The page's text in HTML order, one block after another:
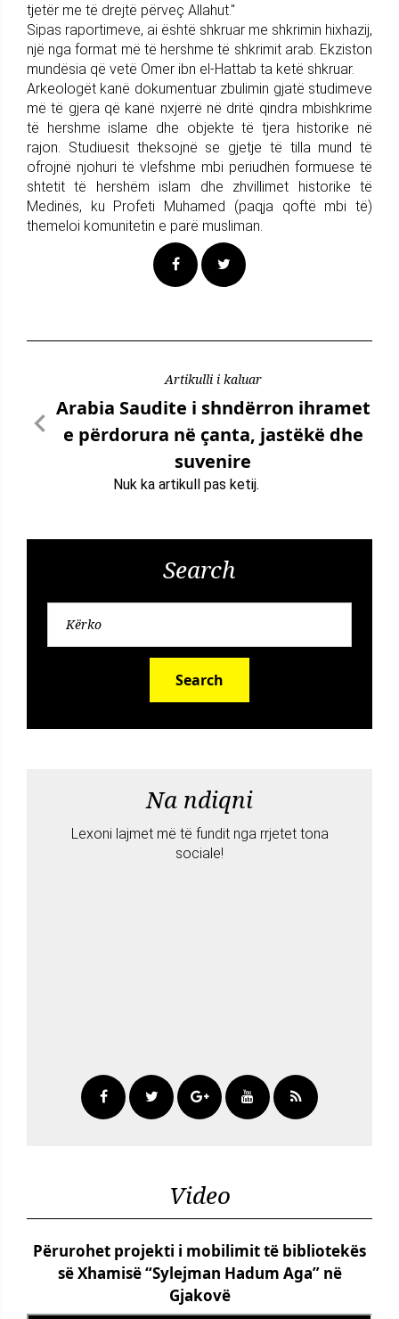
tjetër me të drejtë përveç Allahut."
Sipas raportimeve, ai është shkruar me shkrimin hixhazij,
një nga format më të hershme të shkrimit arab. Ekziston
mundësia që vetë Omer ibn el-Hattab ta ketë shkruar.
Arkeologët kanë dokumentuar zbulimin gjatë studimeve
më të gjera që kanë nxjerrë në dritë qindra mbishkrime
të hershme islame dhe objekte të tjera historike në
rajon. Studiuesit theksojnë se gjetje të tilla mund të
ofrojnë njohuri të vlefshme mbi periudhën formuese të
shtetit të hershëm islam dhe zhvillimet historike të
Medinës, ku Profeti Muhamed (paqja qoftë mbi të)
themeloi komunitetin e parë musliman.
Artikulli i kaluar
Arabia Saudite i shndërron ihramet
e përdorura në çanta, jastëkë dhe
suvenire
Nuk ka artikull pas ketij.
Search
Search
Na ndiqni
Lexoni lajmet më të fundit nga rrjetet tona
sociale!
Video
Përurohet projekti i mobilimit të bibliotekës
së Xhamisë “Sylejman Hadum Aga” në
Gjakovë